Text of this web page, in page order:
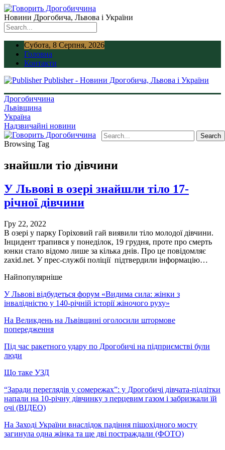
Новини Дрогобича, Львова і України
Субота, 8 Серпня, 2026
Головна
Контакти
Publisher - Новини Дрогобича, Львова і України
Дрогобиччина
Львівщина
Україна
Надзвичайні новини
Browsing Tag
знайшли тіо дівчини
У Львові в озері знайшли тіло 17-
річної дівчини
Гру 22, 2022
В озері у парку Горіховий гай виявили тіло молодої дівчини.
Інцидент трапився у понеділок, 19 грудня, проте про смерть
юнки стало відомо лише за кілька днів. Про це повідомляє
zaxid.net. У прес-службі поліції підтвердили інформацію…
Найпопулярніше
У Львові відбудеться форум «Видима сила: жінки з
інвалідністю у 140-річній історії жіночого руху»
На Великдень на Львівщині оголосили штормове
попередження
Під час ракетного удару по Дрогобичі на підприємстві були
люди
Що таке УЗД
“Заради переглядів у сомережах”: у Дрогобичі дівчата-підлітки
напали на 10-річну дівчинку з перцевим газом і забризкали їй
очі (ВІДЕО)
На Заході України внаслідок падіння пішохідного мосту
загинула одна жінка та ще дві постраждали (ФОТО)